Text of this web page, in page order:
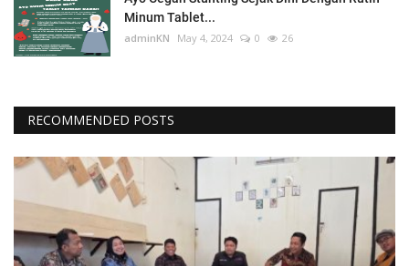
Minum Tablet...
adminKN May 4, 2024 0 26
RECOMMENDED POSTS